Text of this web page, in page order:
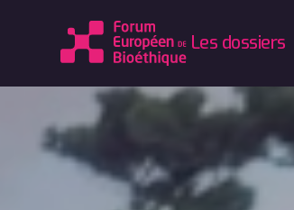
Les dossiers